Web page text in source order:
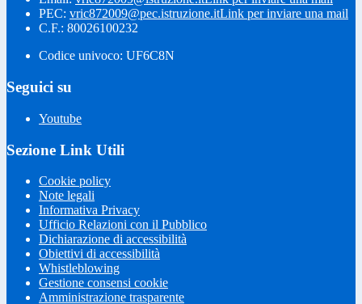
PEC: vric872009@pec.istruzione.itLink per inviare una mail
C.F.: 80026100232
Codice univoco: UF6C8N
Seguici su
Youtube
Sezione Link Utili
Cookie policy
Note legali
Informativa Privacy
Ufficio Relazioni con il Pubblico
Dichiarazione di accessibilità
Obiettivi di accessibilità
Whistleblowing
Gestione consensi cookie
Amministrazione trasparente